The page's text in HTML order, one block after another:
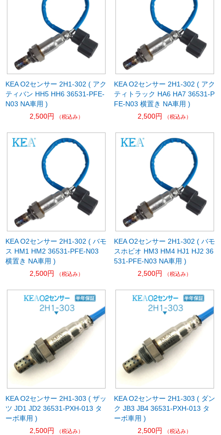
KEA O2センサー 2H1-302 ( アク
ティバン HH5 HH6 36531-PFE-
N03 NA車用 )
2,500円
（税込み）
KEA O2センサー 2H1-302 ( アク
ティトラック HA6 HA7 36531-P
FE-N03 横置き NA車用 )
2,500円
（税込み）
KEA O2センサー 2H1-302 ( バモ
ス HM1 HM2 36531-PFE-N03
横置き NA車用 )
2,500円
（税込み）
KEA O2センサー 2H1-302 ( バモ
スホビオ HM3 HM4 HJ1 HJ2 36
531-PFE-N03 NA車用 )
2,500円
（税込み）
KEA O2センサー 2H1-303 ( ザッ
ツ JD1 JD2 36531-PXH-013 タ
ーボ車用 )
2,500円
（税込み）
KEA O2センサー 2H1-303 ( ダン
ク JB3 JB4 36531-PXH-013 タ
ーボ車用 )
2,500円
（税込み）